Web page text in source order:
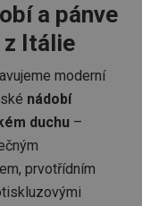
a pánve
z Itálie
moderní
nádobí
duchu –
prvotřídním